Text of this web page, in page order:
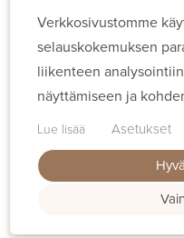
Verkkosivustomme
selauskokemuksen
liikenteen
näyttämiseen ja
Lue lisää Asetukset